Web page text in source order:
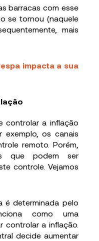
barracas com esse
se tornou (naquele
mais
impacta a sua
controlar a inflação
exemplo, os canais
remoto. Porém,
que podem ser
controle. Vejamos
é determinada pelo
como uma
controlar a inflação.
decide aumentar